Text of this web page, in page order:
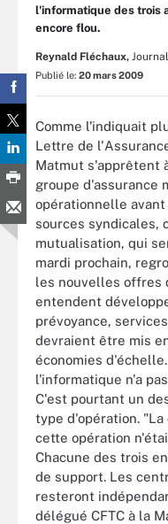
l'informatique des trois
encore flou.
Reynald Fléchaux,
Publié le: 20 mars 2009
Comme l'indiquait
Lettre de
Matmut s'apprêtent
groupe d'assurance
opérationnelle
sources syndicales,
mutualisation, qui
mardi prochain,
les nouvelles offres
entendent
prévoyance,
devraient être mis
économies
l'informatique n'a
C'est pourtant un
type d'opération.
cette opération
Chacune des trois
de support. Les
resteront
délégué CFTC à la